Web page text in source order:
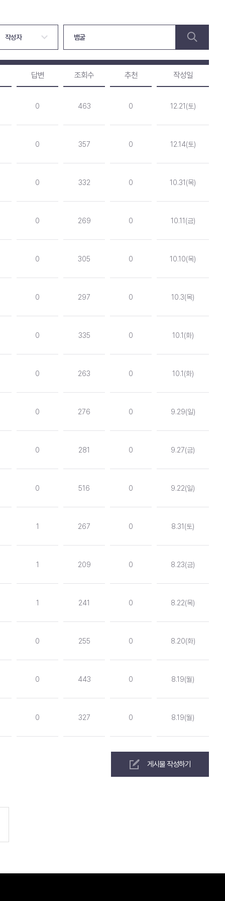
답변 조회수 추천 작성일
0 463 0 12.21(토)
0 357 0 12.14(토)
0 332 0 10.31(목)
0 269 0 10.11(금)
0 305 0 10.10(목)
0 297 0 10.3(목)
0 335 0 10.1(화)
0 263 0 10.1(화)
0 276 0 9.29(일)
0 281 0 9.27(금)
0 516 0 9.22(일)
1 267 0 8.31(토)
1 209 0 8.23(금)
1 241 0 8.22(목)
0 255 0 8.20(화)
0 443 0 8.19(월)
0 327 0 8.19(월)
게시물 작성하기